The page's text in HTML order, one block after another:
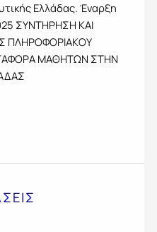
Ελλάδας. Έναρξη
ΣΥΝΤΗΡΗΣΗ ΚΑΙ
ΠΛΗΡΟΦΟΡΙΑΚΟΥ
ΜΑΘΗΤΩΝ ΣΤΗΝ